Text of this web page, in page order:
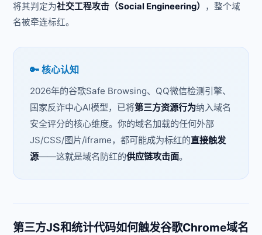
将其判定为社交工程攻击（Social Engineering） ，整个域
名被牵连标红。
🔑 核心认知
2026年的谷歌Safe Browsing、QQ微信检测引擎、
国家反诈中心AI模型，已将第三方资源行为纳入域名
安全评分的核心维度。你的域名加载的任何外部
JS/CSS/图片/iframe，都可能成为标红的直接触发
源——这就是域名防红的供应链攻击面。
第三方JS和统计代码如何触发谷歌Chrome域名